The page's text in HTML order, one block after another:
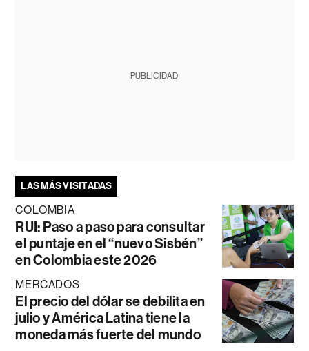
PUBLICIDAD
LAS MÁS VISITADAS
COLOMBIA
RUI: Paso a paso para consultar
el puntaje en el “nuevo Sisbén”
en Colombia este 2026
MERCADOS
El precio del dólar se debilita en
julio y América Latina tiene la
moneda más fuerte del mundo